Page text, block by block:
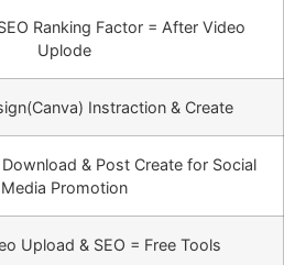
Ranking Factor = After Video
Uplode
Instraction & Create
& Post Create for Social
Media Promotion
Upload & SEO = Free Tools